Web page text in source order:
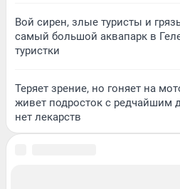
Вой сирен, злые туристы и
самый большой аквапарк в
туристки
Теряет зрение, но гоняет на
живет подросток с редчайшим
нет лекарств